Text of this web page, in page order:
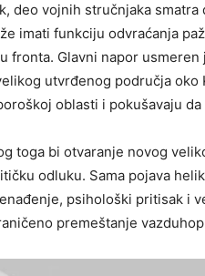
deo vojnih stručnjaka
imati funkciju odvraćanja
fronta. Glavni napor
utvrđenog područja oko
oblasti i pokušavaju
toga bi otvaranje novog
odluku. Sama pojava
psihološki pritisak i
premeštanje